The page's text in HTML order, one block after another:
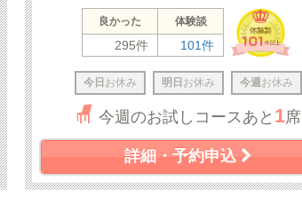
良かった 体験談
295件 101件
今日 お休み 明日 お休み 今週 お休み
今週のお試しコースあと 1席
詳細・予約申込